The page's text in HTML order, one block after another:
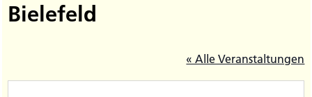
Bielefeld
« Alle Veranstaltungen